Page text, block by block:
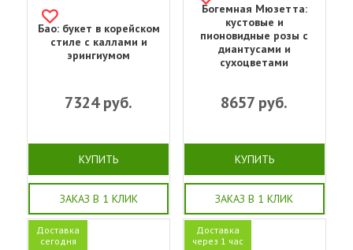
Бао: букет в корейском
стиле с каллами и
эрингиумом
7324руб.
КУПИТЬ
ЗАКАЗ В 1 КЛИК
Богемная Мюзетта:
кустовые и
пионовидные розы с
диантусами и
сухоцветами
8657 руб.
КУПИТЬ
ЗАКАЗ В 1 КЛИК
Доставка
сегодня
Доставка
через 1 час